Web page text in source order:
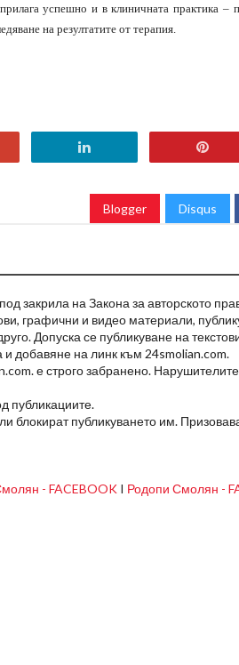
успешно и в клиничната практика –
на резултатите от терапия.
Blogger Disqus
закрила на Закона за авторското
графични и видео материали,
Допуска се публикуване на
добавяне на линк към 24smolian.com.
е строго забранено.
публикациите.
блокират публикуването им.
- FACEBOOK I Родопи Смолян -